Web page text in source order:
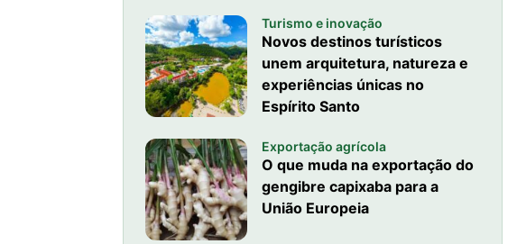
Turismo e inovação
Novos destinos turísticos
unem arquitetura, natureza e
experiências únicas no
Espírito Santo
Exportação agrícola
O que muda na exportação do
gengibre capixaba para a
União Europeia